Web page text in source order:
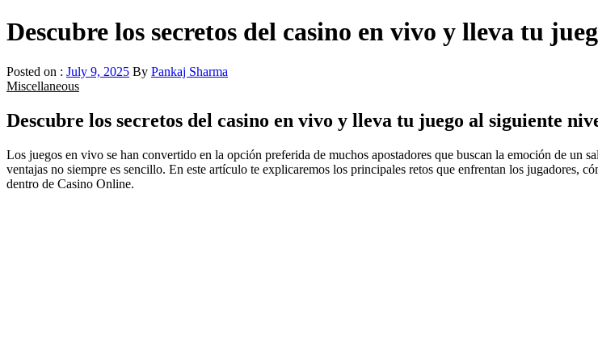
Descubre los secretos del casino en vivo y lleva tu
Posted on : July 9, 2025 By Pankaj Sharma
Miscellaneous
Descubre los secretos del casino en vivo y lleva tu juego al siguiente
Los juegos en vivo se han convertido en la opción preferida de muchos apostadores que buscan la emoción de un
ventajas no siempre es sencillo. En este artículo te explicaremos los principales retos que enfrentan los jugadores,
dentro de Casino Online.